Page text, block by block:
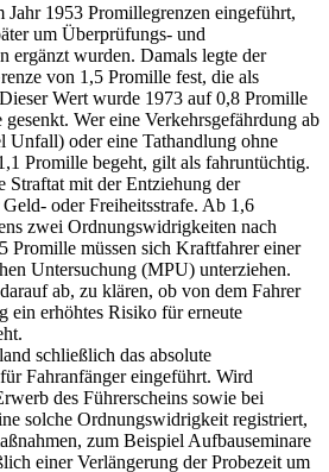
Jahr 1953 Promillegrenzen eingeführt,
um Überprüfungs- und
ergänzt wurden. Damals legte der
von 1,5 Promille fest, die als
Wert wurde 1973 auf 0,8 Promille
Wer eine Verkehrsgefährdung ab
Unfall) oder eine Tathandlung ohne
Promille begeht, gilt als fahruntüchtig.
Straftat mit der Entziehung der
oder Freiheitsstrafe. Ab 1,6
zwei Ordnungswidrigkeiten nach
Promille müssen sich Kraftfahrer einer
Untersuchung (MPU) unterziehen.
ab, zu klären, ob von dem Fahrer
ein erhöhtes Risiko für erneute
schließlich das absolute
Fahranfänger eingeführt. Wird
des Führerscheins sowie bei
solche Ordnungswidrigkeit registriert,
zum Beispiel Aufbauseminare
einer Verlängerung der Probezeit um